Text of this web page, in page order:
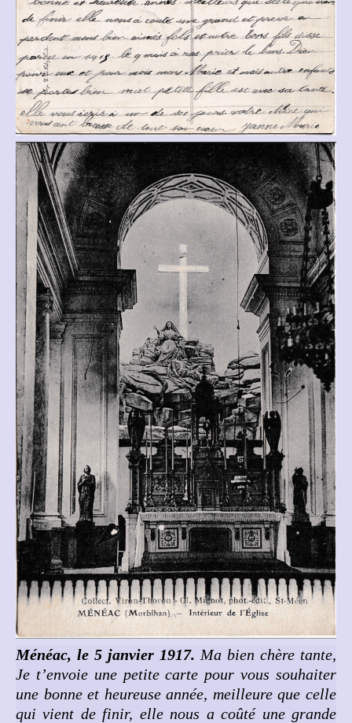
Ménéac, le 5 janvier 1917. Ma bien chère tante,
Je t’envoie une petite carte pour vous souhaiter
une bonne et heureuse année, meilleure que celle
qui vient de finir, elle nous a coûté une grande